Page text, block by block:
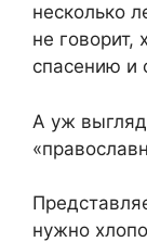
несколько
не говорит,
спасению и
А уж
нужно